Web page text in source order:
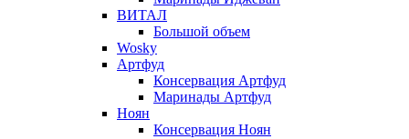
ВИТАЛ
Большой объем
Wosky
Артфуд
Консервация Артфуд
Маринады Артфуд
Ноян
Консервация Ноян